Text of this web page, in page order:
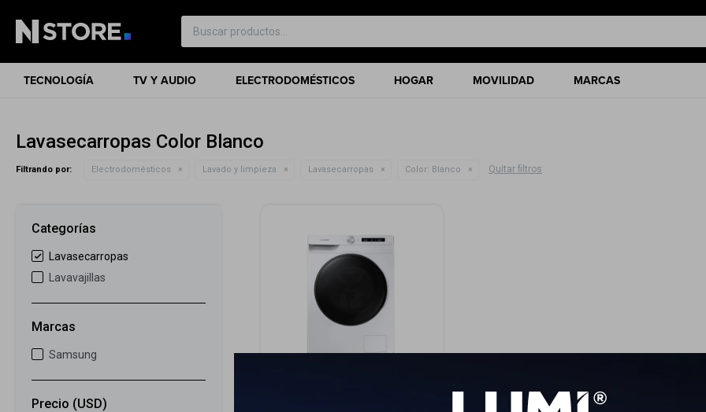
TECNOLOGÍA TV Y AUDIO ELECTRODOMÉSTICOS HOGAR MOVILIDAD MARCAS
Lavasecarropas Color Blanco
Filtrando por: Electrodomésticos Lavado y limpieza Lavasecarropas Color: Blanco Quitar filtros
Categorías
Lavasecarropas
Lavavajillas
Marcas
Samsung
Precio (USD)